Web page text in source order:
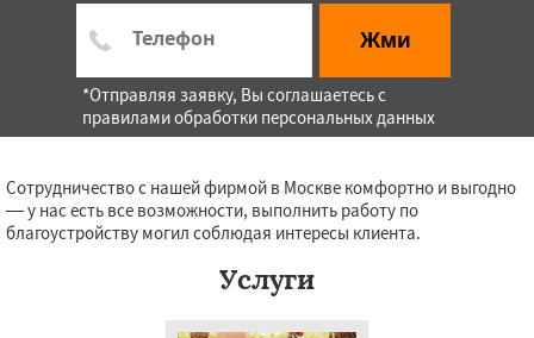
Жми
*Отправляя заявку, Вы соглашаетесь с
правилами обработки персональных данных
Сотрудничество с нашей фирмой в Москве комфортно и выгодно
— у нас есть все возможности, выполнить работу по
благоустройству могил соблюдая интересы клиента.
Услуги